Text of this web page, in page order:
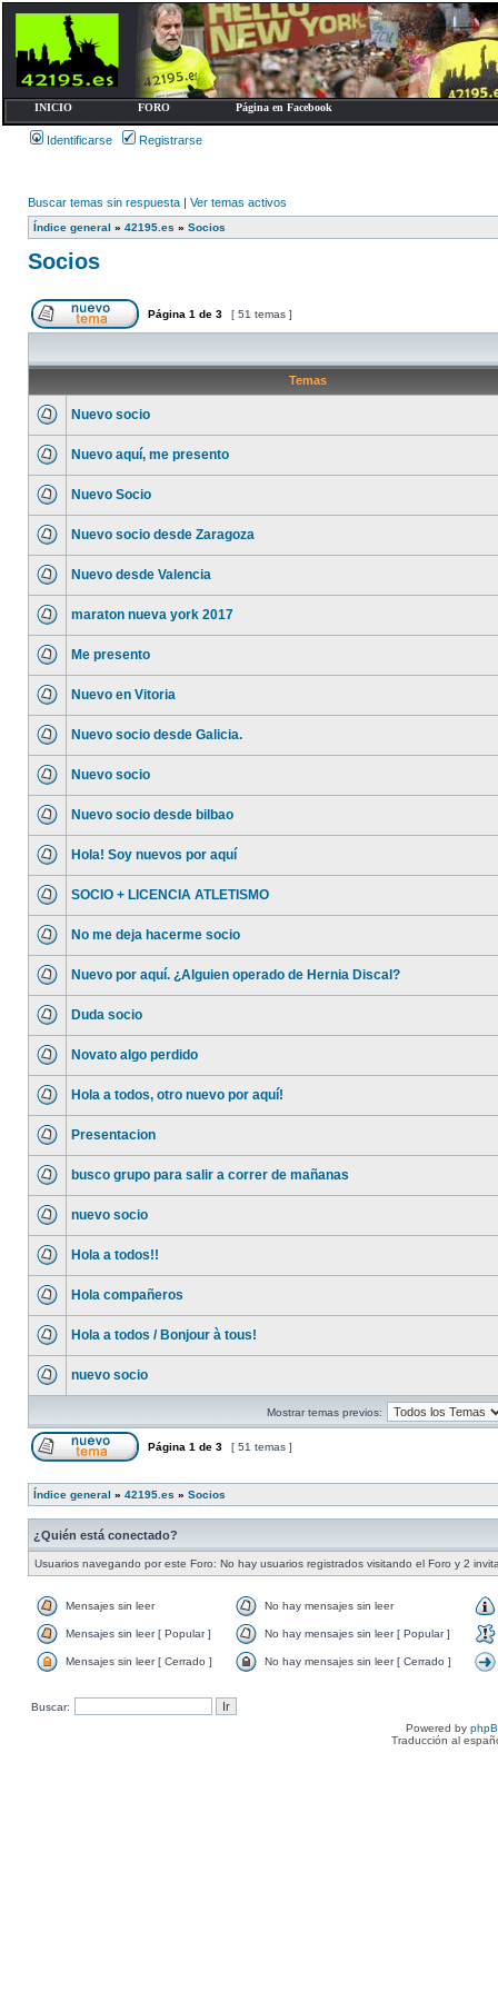
INICIO FORO Página en Facebook
Identificarse Registrarse
Buscar temas sin respuesta | Ver temas activos
Índice general » 42195.es » Socios
Socios
Página 1 de 3 [ 51 temas ]
Temas
Nuevo socio
Nuevo aquí, me presento
Nuevo Socio
Nuevo socio desde Zaragoza
Nuevo desde Valencia
maraton nueva york 2017
Me presento
Nuevo en Vitoria
Nuevo socio desde Galicia.
Nuevo socio
Nuevo socio desde bilbao
Hola! Soy nuevos por aquí
SOCIO + LICENCIA ATLETISMO
No me deja hacerme socio
Nuevo por aquí. ¿Alguien operado de Hernia Discal?
Duda socio
Novato algo perdido
Hola a todos, otro nuevo por aquí!
Presentacion
busco grupo para salir a correr de mañanas
nuevo socio
Hola a todos!!
Hola compañeros
Hola a todos / Bonjour à tous!
nuevo socio
Mostrar temas previos:
Página 1 de 3 [ 51 temas ]
Índice general » 42195.es » Socios
¿Quién está conectado?
Usuarios navegando por este Foro: No hay usuarios registrados visitando el Foro y 2
Mensajes sin leer No hay mensajes sin leer
Mensajes sin leer [ Popular ] No hay mensajes sin leer [ Popular ]
Mensajes sin leer [ Cerrado ] No hay mensajes sin leer [ Cerrado ]
Buscar:
Powered by
Traducción al